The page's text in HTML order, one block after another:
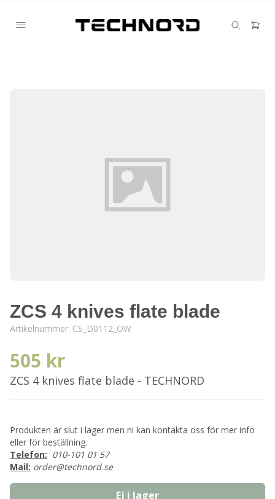
ZCS 4 knives flate blade
Artikelnummer: CS_D0112_OW
505 kr
ZCS 4 knives flate blade - TECHNORD
Produkten är slut i lager men ni kan kontakta oss för mer info
eller för beställning.
Telefon: 010-101 01 57
Mail: order@technord.se
Ej i lager